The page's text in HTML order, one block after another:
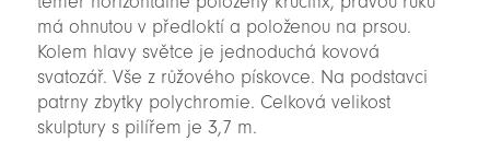
má ohnutou v předloktí a položenou na prsou.
Kolem hlavy světce je jednoduchá kovová
svatozář. Vše z růžového pískovce. Na podstavci
patrny zbytky polychromie. Celková velikost
skulptury s pilířem je 3,7 m.